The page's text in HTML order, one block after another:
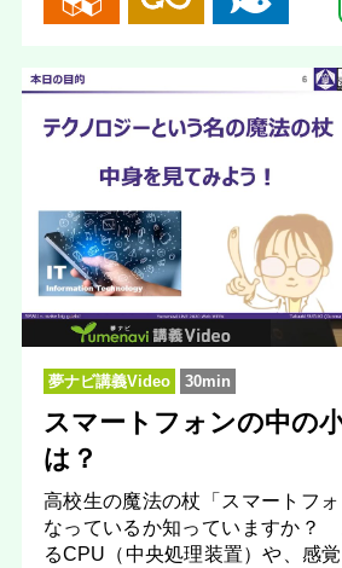
夢ナビ講義Video 30min
スマートフォンの中の
は？
高校生の魔法の杖「スマートフ
なっているか知っていますか？
るCPU（中央処理装置）や、感